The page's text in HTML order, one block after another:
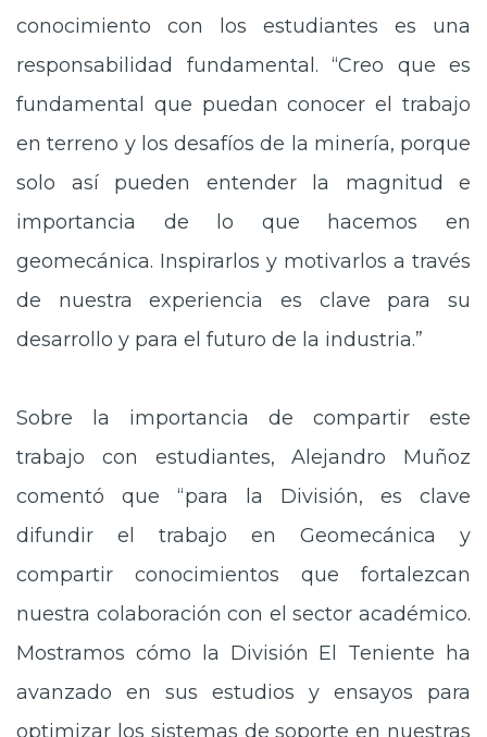
conocimiento con los estudiantes es una
responsabilidad fundamental. “Creo que es
fundamental que puedan conocer el trabajo
en terreno y los desafíos de la minería, porque
solo así pueden entender la magnitud e
importancia de lo que hacemos en
geomecánica. Inspirarlos y motivarlos a través
de nuestra experiencia es clave para su
desarrollo y para el futuro de la industria.”
Sobre la importancia de compartir este
trabajo con estudiantes, Alejandro Muñoz
comentó que “para la División, es clave
difundir el trabajo en Geomecánica y
compartir conocimientos que fortalezcan
nuestra colaboración con el sector académico.
Mostramos cómo la División El Teniente ha
avanzado en sus estudios y ensayos para
optimizar los sistemas de soporte en nuestras